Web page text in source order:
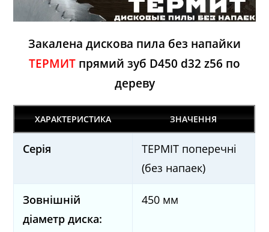
Закалена дискова пила без напайки
ТЕРМИТ прямий зуб D450 d32 z56 по
дереву
ХАРАКТЕРИСТИКА ЗНАЧЕННЯ
Серія
ТЕРМІТ поперечні
(без напаек)
Зовнішній
діаметр диска:
450 мм